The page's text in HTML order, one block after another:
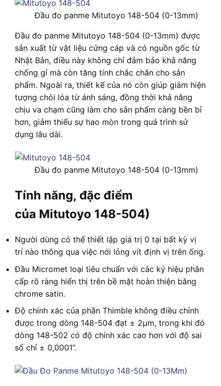
Đầu đo panme Mitutoyo 148-504 (0-13mm)
Đầu đo panme Mitutoyo 148-504 (0-13mm) được
sản xuất từ vật liệu cứng cáp và có nguồn gốc từ
Nhật Bản, điều này không chỉ đảm bảo khả năng
chống gỉ mà còn tăng tính chắc chắn cho sản
phẩm. Ngoài ra, thiết kế của nó còn giúp giảm hiện
tượng chói lóa từ ánh sáng, đồng thời khả năng
chịu va chạm cũng làm cho sản phẩm càng bền bỉ
hơn, giảm thiểu sự hao mòn trong quá trình sử
dụng lâu dài.
Đầu đo panme Mitutoyo 148-504 (0-13mm)
Tính năng, đặc điểm
của Mitutoyo 148-504)
Người dùng có thể thiết lập giá trị 0 tại bất kỳ vị
trí nào thông qua việc nới lỏng vít định vị trên ống.
Đầu Micromet loại tiêu chuẩn với các ký hiệu phân
cấp rõ ràng hiển thị trên bề mặt hoàn thiện bằng
chrome satin.
Độ chính xác của phần Thimble không điều chỉnh
được trong dòng 148-504 đạt ± 2µm, trong khi đó
dòng 148-502 có độ chính xác cao hơn với độ sai
số chỉ ± 0,0001”.